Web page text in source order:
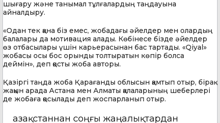
шығару және танымал тұлғалардың таңдауына
айналдыру.
«Одан тек қана біз емес, жобадағы әйелдер мен олардың
балалары да мотивация алады. Көбінесе бізде әйелдер
өз отбасылары үшін карьерасынан бас тартады. «Qiyal»
жобасы осы бос орынды толтыратын көпір болса
деймін», деп қосты жоба авторы.
Қазіргі таңда жоба Қарағанды облысын қамтып отыр, бірақ
жақын арада Астана мен Алматы қалаларының шеберлері
де жобаға қосылады деп жоспарланып отыр.
Қазақстаннан соңғы жаңалықтардан